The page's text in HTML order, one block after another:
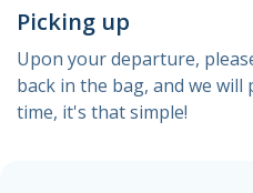
Picking up
Upon your departure,
back in the bag, and we
time, it's that simple!